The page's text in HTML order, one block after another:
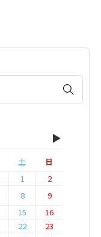
▶
土
日
1
2
8
9
15
16
22
23